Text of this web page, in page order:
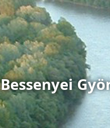
Bessenyei